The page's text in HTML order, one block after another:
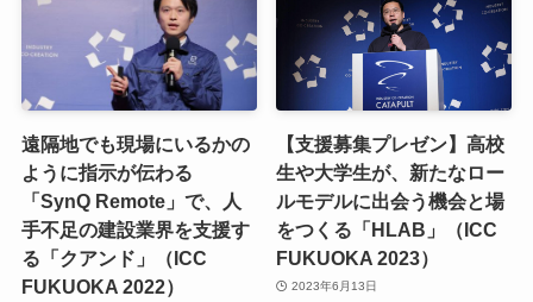
遠隔地でも現場にいるかの
ように指示が伝わる
「SynQ Remote」で、人
手不足の建設業界を支援す
る「クアンド」（ICC
FUKUOKA 2022）
【支援募集プレゼン】高校
生や大学生が、新たなロー
ルモデルに出会う機会と場
をつくる「HLAB」（ICC
FUKUOKA 2023）
2023年6月13日